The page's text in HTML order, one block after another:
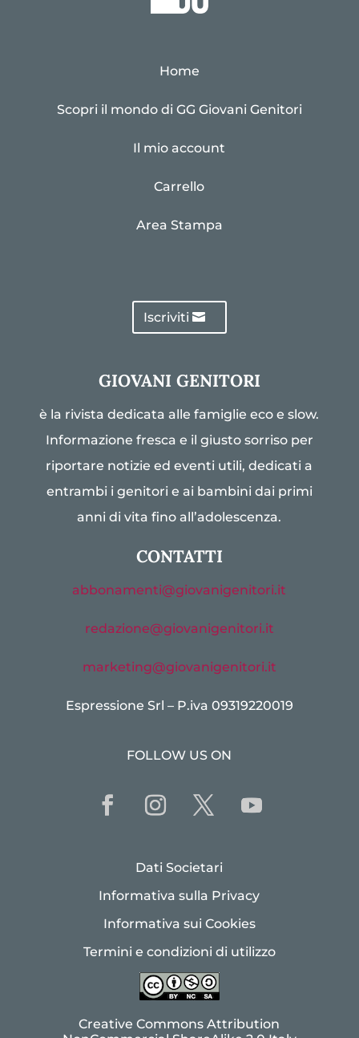
Home
Scopri il mondo di GG Giovani Genitori
Il mio account
Carrello
Area Stampa
Iscriviti
GIOVANI GENITORI
è la rivista dedicata alle famiglie eco e slow.
Informazione fresca e il giusto sorriso per
riportare notizie ed eventi utili, dedicati a
entrambi i genitori e ai bambini dai primi
anni di vita fino all’adolescenza.
CONTATTI
abbonamenti@giovanigenitori.it
redazione@giovanigenitori.it
marketing@giovanigenitori.it
Espressione Srl – P.iva 09319220019
FOLLOW US ON
Dati Societari
Informativa sulla Privacy
Informativa sui Cookies
Termini e condizioni di utilizzo
Creative Commons Attribution